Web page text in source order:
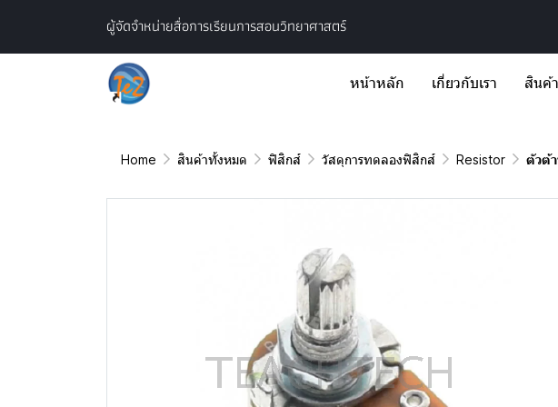
ผู้จัดจำหน่ายสื่อการเรียนการสอนวิทยาศาสตร์
หน้าหลัก เกี่ยวกับเรา สินค้า
Home สินค้าทั้งหมด ฟิสิกส์ วัสดุการทดลองฟิสิกส์ Resistor ตัวต้